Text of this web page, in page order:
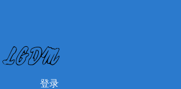
登录